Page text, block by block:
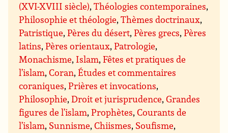
(XVI-XVIII siècle),Théologies contemporaines,
Philosophie et théologie,Thèmes doctrinaux,
Patristique,Pères du désert,Pères grecs,Pères
latins,Pères orientaux,Patrologie,
Monachisme, Islam,Fêtes et pratiques de
l’islam,Coran,Études et commentaires
coraniques,Prières et invocations,
Philosophie,Droit et jurisprudence,Grandes
figures de l’islam,Prophètes,Courants de
l’islam, Sunnisme,Chiismes, Soufisme,